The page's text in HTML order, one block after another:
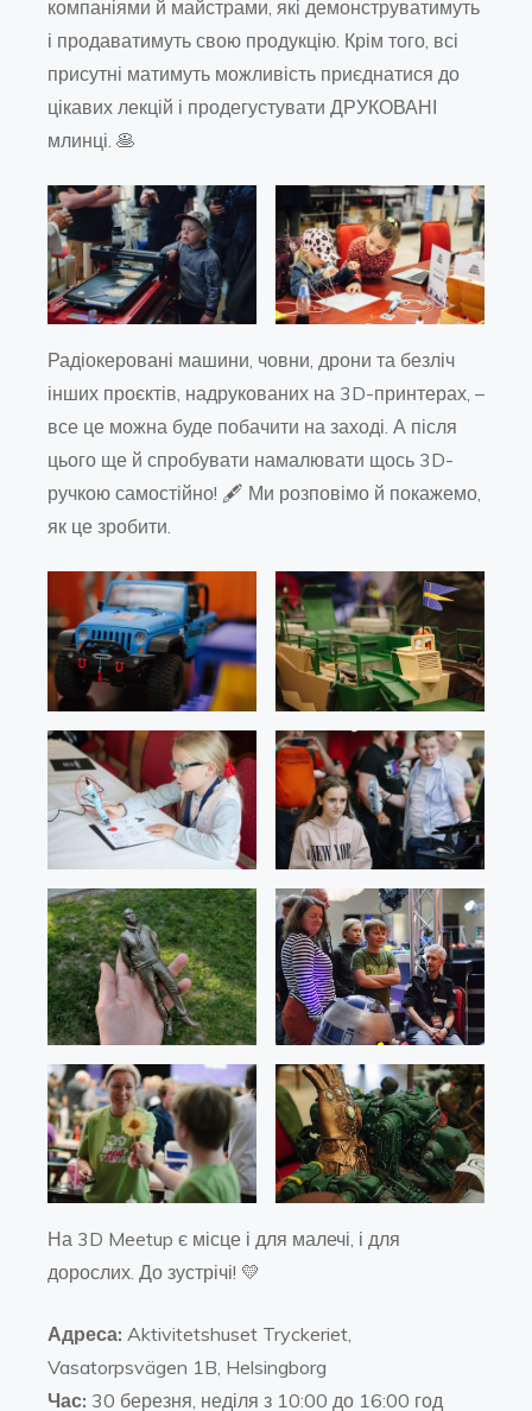
компаніями й майстрами, які демонструватимуть
і продаватимуть свою продукцію. Крім того, всі
присутні матимуть можливість приєднатися до
цікавих лекцій і продегустувати ДРУКОВАНІ
млинці. 🥞
Радіокеровані машини, човни, дрони та безліч
інших проєктів, надрукованих на 3D-принтерах, –
все це можна буде побачити на заході. А після
цього ще й спробувати намалювати щось 3D-
ручкою самостійно! 🖋️ Ми розповімо й покажемо,
як це зробити.
На 3D Meetup є місце і для малечі, і для
дорослих. До зустрічі! 💛
Адреса: Aktivitetshuset Tryckeriet,
Vasatorpsvägen 1B, Helsingborg
Час: 30 березня, неділя з 10:00 до 16:00 год